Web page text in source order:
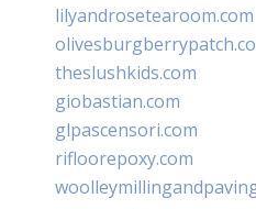
lilyandrosetearoom.com
theslushkids.com
giobastian.com
glpascensori.com
rifloorepoxy.com